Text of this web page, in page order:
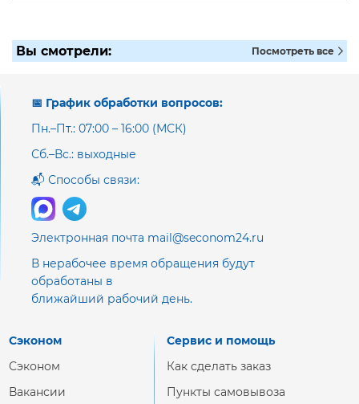
Вы смотрели: Посмотреть все
📅 График обработки вопросов:
Пн.–Пт.: 07:00 – 16:00 (МСК)
Сб.–Вс.: выходные
📬 Способы связи:
Электронная почта mail@seconom24.ru
В нерабочее время обращения будут
обработаны в
ближайший рабочий день.
Сэконом
Сэконом
Вакансии
Сервис и помощь
Как сделать заказ
Пункты самовывоза